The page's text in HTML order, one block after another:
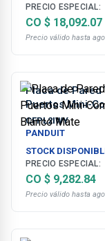
PRECIO ESPECIAL:
CO $ 18,092.07
Precio válido hasta
Placa de Pared
Puertos Mini-
Color Blanco
CFPL2IWY
PANDUIT
STOCK
PRECIO ESPECIAL:
CO $ 9,282.84
Precio válido hasta